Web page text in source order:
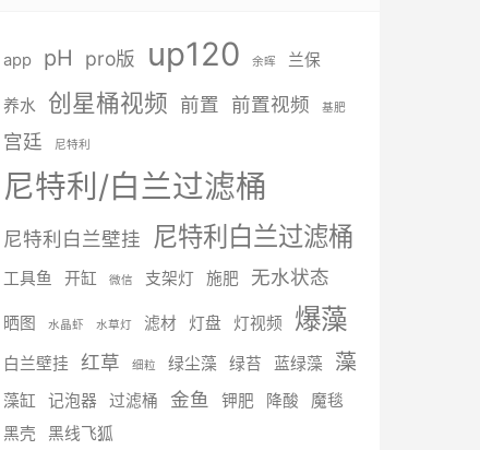
app pH pro版 up120 余晖 兰保
养水 创星桶视频 前置 前置视频 基肥
宫廷 尼特利
尼特利/白兰过滤桶
尼特利白兰壁挂 尼特利白兰过滤桶
工具鱼 开缸 微信 支架灯 施肥 无水状态
晒图 水晶虾 水草灯 滤材 灯盘 灯视频 爆藻
白兰壁挂 红草 细粒 绿尘藻 绿苔 蓝绿藻 藻
藻缸 记泡器 过滤桶 金鱼 钾肥 降酸
魔毯
黑壳
黑线飞狐